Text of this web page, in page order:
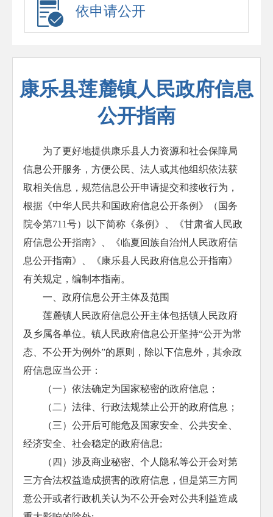
依申请公开
康乐县莲麓镇人民政府信息
公开指南
为了更好地提供康乐县人力资源和社会保障局
信息公开服务，方便公民、法人或其他组织依法获
取相关信息，规范信息公开申请提交和接收行为，
根据《中华人民共和国政府信息公开条例》（国务
院令第711号）以下简称《条例》、《甘肃省人民政
府信息公开指南》、《临夏回族自治州人民政府信
息公开指南》、《康乐县人民政府信息公开指南》
有关规定，编制本指南。
一、政府信息公开主体及范围
莲麓镇人民政府信息公开主体包括镇人民政府
及乡属各单位。镇人民政府信息公开坚持“公开为常
态、不公开为例外”的原则，除以下信息外，其余政
府信息应当公开：
（一）依法确定为国家秘密的政府信息；
（二）法律、行政法规禁止公开的政府信息；
（三）公开后可能危及国家安全、公共安全、
经济安全、社会稳定的政府信息;
（四）涉及商业秘密、个人隐私等公开会对第
三方合法权益造成损害的政府信息，但是第三方同
意公开或者行政机关认为不公开会对公共利益造成